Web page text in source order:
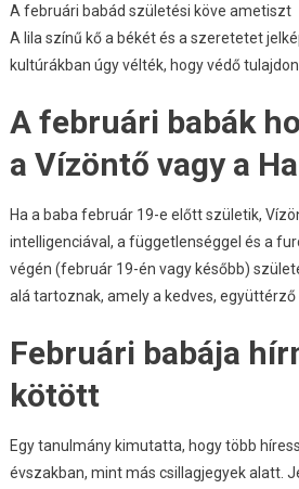
A februári babád születési köve ametiszt
A lila színű kő a békét és a szeretetet
kultúrákban úgy vélték, hogy védő
A februári babák
a Vízöntő vagy a
Ha a baba február 19-e előtt születik,
intelligenciával, a függetlenséggel és a
végén (február 19-én vagy később)
alá tartoznak, amely a kedves, együttérző
Februári babája
kötött
Egy tanulmány kimutatta, hogy több
évszakban, mint más csillagjegyek alatt.